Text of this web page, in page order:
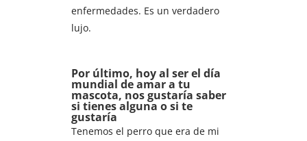
enfermedades. Es un verdadero
lujo.
Por último, hoy al ser el día
mundial de amar a tu
mascota, nos gustaría saber
si tienes alguna o si te
gustaría
Tenemos el perro que era de mi